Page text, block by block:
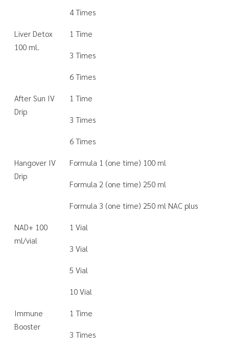
4 Times
Liver Detox
100 ml.
1 Time
3 Times
6 Times
After Sun IV
Drip
1 Time
3 Times
6 Times
Hangover IV
Drip
Formula 1 (one time) 100 ml
Formula 2 (one time) 250 ml
Formula 3 (one time) 250 ml NAC plus
NAD+ 100
ml/vial
1 Vial
3 Vial
5 Vial
10 Vial
Immune
Booster
1 Time
3 Times